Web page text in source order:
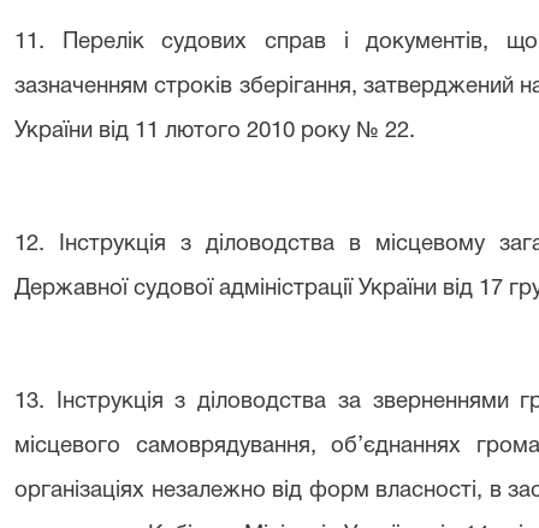
11. Перелік судових справ і документів,
зазначенням строків зберігання, затверджений
України від 11 лютого 2010 року № 22.
12. Інструкція з діловодства в місцевому
Державної судової адміністрації України від 17
13. Інструкція з діловодства за зверненнями
місцевого самоврядування, об’єднаннях
організаціях незалежно від форм власності, в